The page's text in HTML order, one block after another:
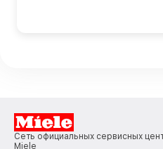
Сеть официальных сервисных
Miele